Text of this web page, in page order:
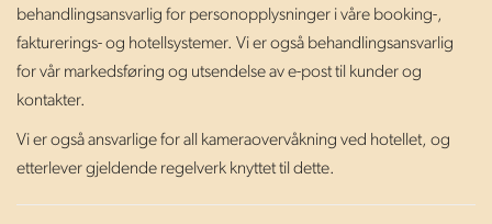
behandlingsansvarlig for personopplysninger i våre booking-,
fakturerings- og hotellsystemer. Vi er også behandlingsansvarlig
for vår markedsføring og utsendelse av e-post til kunder og
kontakter.
Vi er også ansvarlige for all kameraovervåkning ved hotellet, og
etterlever gjeldende regelverk knyttet til dette.